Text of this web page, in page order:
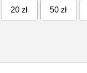
20 zł 50 zł